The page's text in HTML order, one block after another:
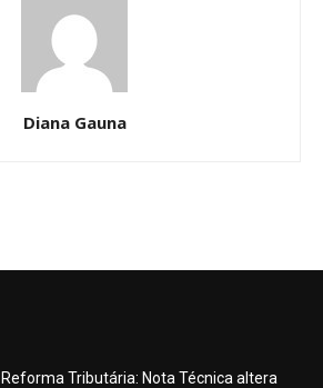
Diana Gauna
Reforma Tributária: Nota Técnica altera